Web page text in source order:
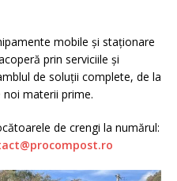
mobile și staționare
prin serviciile și
de soluții complete, de la
materii prime.
de crengi la numărul: